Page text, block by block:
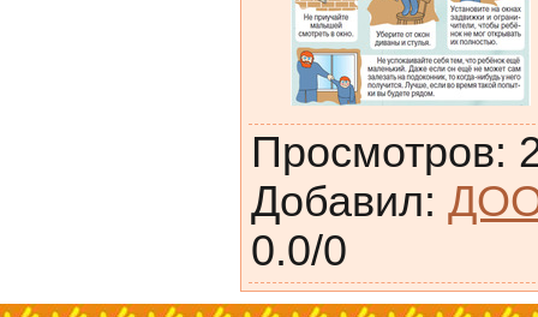
Просмотров:
Добавил:
0.0/0